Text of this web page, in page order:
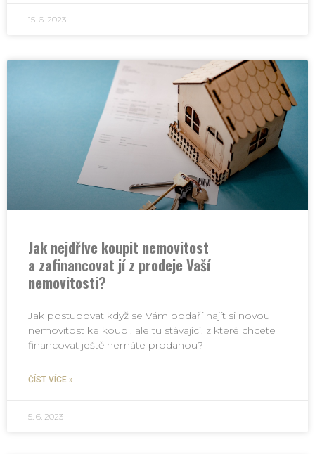
15. 6. 2023
Jak nejdříve koupit nemovitost
a zafinancovat jí z prodeje Vaší
nemovitosti?
Jak postupovat když se Vám podaří najít si novou
nemovitost ke koupi, ale tu stávající, z které chcete
financovat ještě nemáte prodanou?
ČÍST VÍCE »
5. 6. 2023